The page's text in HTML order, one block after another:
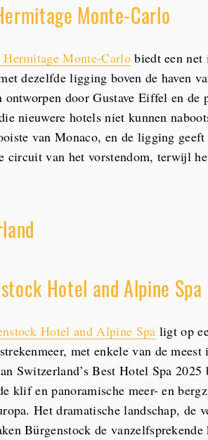
Monte-Carlo
Monte-Carlobiedt een net
dezelfde ligging boven de haven
door Gustave Eiffel en de
nieuwere hotels niet kunnen
van Monaco, en de ligging
circuit van het vorstendom, terwijl
Hotel and Alpine Spa
Hotel and Alpine Spa ligt op
met enkele van de
Switzerland’s Best Hotel Spa
klif en panoramische meer- en
Het dramatische landschap, de
Bürgenstock de